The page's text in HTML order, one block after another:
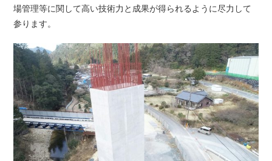
場管理等に関して高い技術力と成果が得られるように尽力して
参ります。